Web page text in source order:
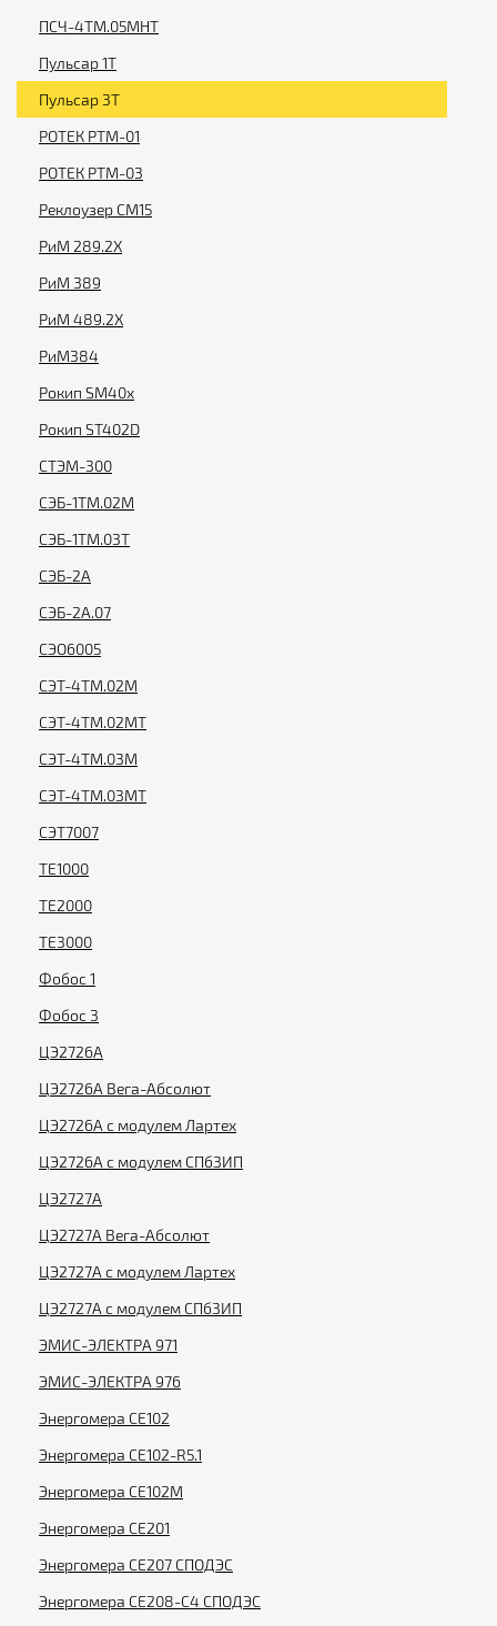
ПСЧ-4ТМ.05МНТ
Пульсар 1T
Пульсар 3T
РОТЕК РТМ-01
РОТЕК РТМ-03
Реклоузер СМ15
РиМ 289.2X
РиМ 389
РиМ 489.2X
РиМ384
Рокип SM40x
Рокип ST402D
СТЭМ-300
СЭБ-1ТМ.02М
СЭБ-1ТМ.03Т
СЭБ-2А
СЭБ-2А.07
СЭО6005
СЭТ-4ТМ.02М
СЭТ-4ТМ.02МТ
СЭТ-4ТМ.03М
СЭТ-4ТМ.03МТ
СЭТ7007
ТЕ1000
ТЕ2000
ТЕ3000
Фобос 1
Фобос 3
ЦЭ2726А
ЦЭ2726А Вега-Абсолют
ЦЭ2726А с модулем Лартех
ЦЭ2726А с модулем СПбЗИП
ЦЭ2727А
ЦЭ2727А Вега-Абсолют
ЦЭ2727А с модулем Лартех
ЦЭ2727А с модулем СПбЗИП
ЭМИС-ЭЛЕКТРА 971
ЭМИС-ЭЛЕКТРА 976
Энергомера CE102
Энергомера CE102-R5.1
Энергомера CE102M
Энергомера CE201
Энергомера CE207 СПОДЭС
Энергомера CE208-C4 СПОДЭС